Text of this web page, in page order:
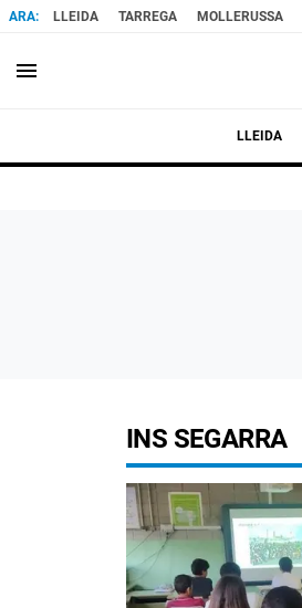
LLEIDA TARREGA MOLLERUSSA
menu
LLEIDA
INS SEGARRA